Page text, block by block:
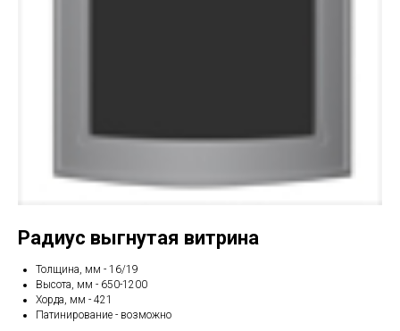
Радиус выгнутая витрина
Толщина, мм - 16/19
Высота, мм - 650-1200
Хорда, мм - 421
Патинирование - возможно